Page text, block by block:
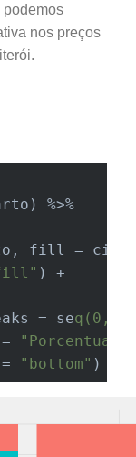
podemos
nos preços
%>%
fill =
) +
= se
q(0,
= "Porcentual"
"bottom" )